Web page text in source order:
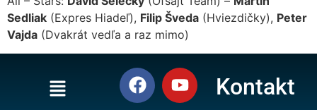
Sedliak (Expres Hiadeľ), Filip Šveda (Hviezdičky), Peter
Vajda (Dvakrát vedľa a raz mimo)
Kontakt